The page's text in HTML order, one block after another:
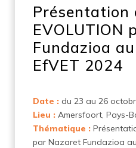
Présentation
EVOLUTION
Fundazioa
EfVET 2024
Date : du 23 au 26
Lieu : Amersfoort, Pays-
Thématique :
par Nazaret Fundazioa